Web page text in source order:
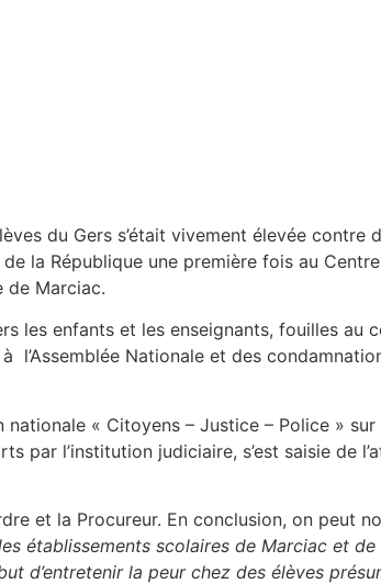
du Gers s’était vivement élevée
la République une première fois au
de Marciac.
les enfants et les enseignants, fouilles au
Nationale et des
nationale « Citoyens – Justice – Police »
l’institution judiciaire, s’est saisie de
et la Procureur. En conclusion, on peut
établissements scolaires de Marciac et
d’entretenir la peur chez des élèves